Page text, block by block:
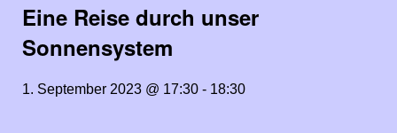
Eine Reise durch unser
Sonnensystem
1. September 2023 @ 17:30 - 18:30